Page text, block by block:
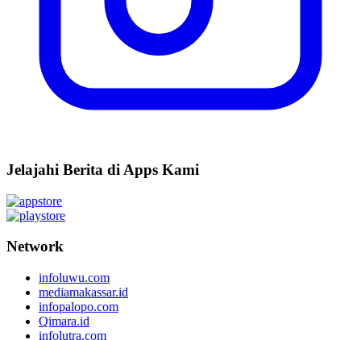
Jelajahi Berita di Apps Kami
Network
infoluwu.com
mediamakassar.id
infopalopo.com
Qimara.id
infolutra.com